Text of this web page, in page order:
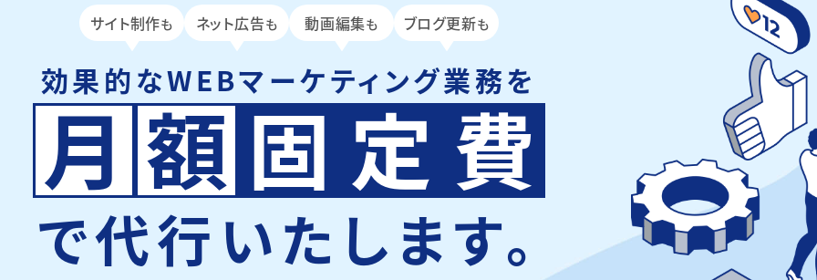
サイト制作も ネット広告も 動画編集も ブログ更新も
効果的なWEBマーケティング業務を
月額 固 定 費
で代行いたします。